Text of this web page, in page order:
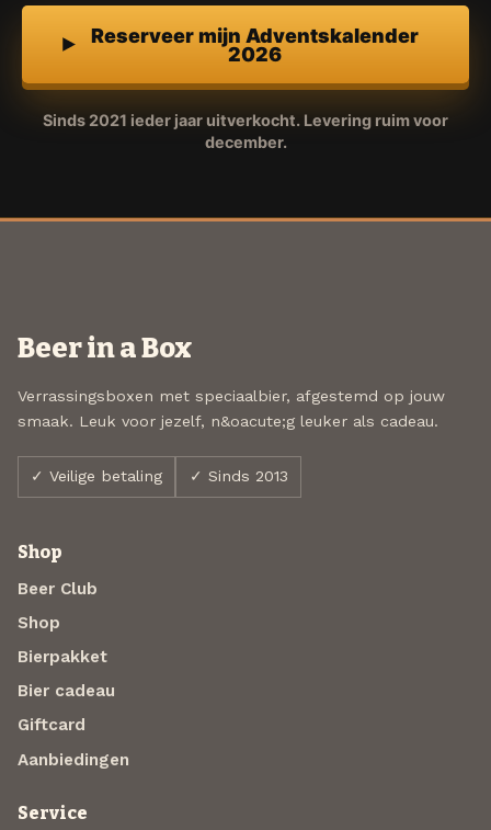
Reserveer mijn Adventskalender
2026
Sinds 2021 ieder jaar uitverkocht. Levering ruim voor
december.
Beer in a Box
Verrassingsboxen met speciaalbier, afgestemd op jouw
smaak. Leuk voor jezelf, n&oacute;g leuker als cadeau.
✓ Veilige betaling ✓ Sinds 2013
Shop
Beer Club
Shop
Bierpakket
Bier cadeau
Giftcard
Aanbiedingen
Service